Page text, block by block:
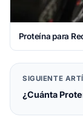
Proteína para
SIGUIENTE
¿Cuánta